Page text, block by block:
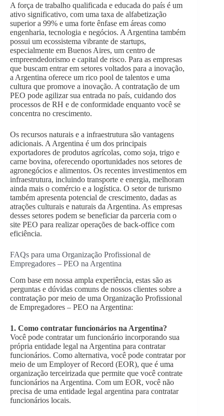
A força de trabalho qualificada e educada do país é um
ativo significativo, com uma taxa de alfabetização
superior a 99% e uma forte ênfase em áreas como
engenharia, tecnologia e negócios. A Argentina também
possui um ecossistema vibrante de startups,
especialmente em Buenos Aires, um centro de
empreendedorismo e capital de risco. Para as empresas
que buscam entrar em setores voltados para a inovação,
a Argentina oferece um rico pool de talentos e uma
cultura que promove a inovação. A contratação de um
PEO pode agilizar sua entrada no país, cuidando dos
processos de RH e de conformidade enquanto você se
concentra no crescimento.
Os recursos naturais e a infraestrutura são vantagens
adicionais. A Argentina é um dos principais
exportadores de produtos agrícolas, como soja, trigo e
carne bovina, oferecendo oportunidades nos setores de
agronegócios e alimentos. Os recentes investimentos em
infraestrutura, incluindo transporte e energia, melhoram
ainda mais o comércio e a logística. O setor de turismo
também apresenta potencial de crescimento, dadas as
atrações culturais e naturais da Argentina. As empresas
desses setores podem se beneficiar da parceria com o
site PEO para realizar operações de back-office com
eficiência.
FAQs para uma Organização Profissional de
Empregadores – PEO na Argentina
Com base em nossa ampla experiência, estas são as
perguntas e dúvidas comuns de nossos clientes sobre a
contratação por meio de uma Organização Profissional
de Empregadores – PEO na Argentina:
1. Como contratar funcionários na Argentina?
Você pode contratar um funcionário incorporando sua
própria entidade legal na Argentina para contratar
funcionários. Como alternativa, você pode contratar por
meio de um Employer of Record (EOR), que é uma
organização terceirizada que permite que você contrate
funcionários na Argentina. Com um EOR, você não
precisa de uma entidade legal argentina para contratar
funcionários locais.